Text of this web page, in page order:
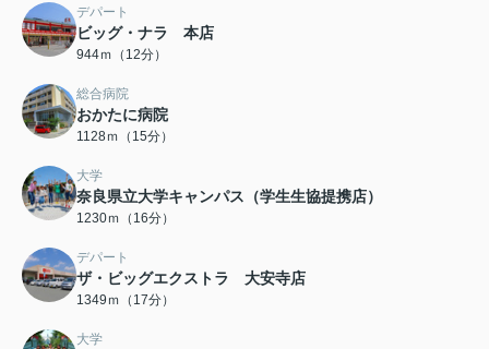
デパート
ビッグ・ナラ 本店
944ｍ（12分）
総合病院
おかたに病院
1128ｍ（15分）
大学
奈良県立大学キャンパス（学生生協提携店）
1230ｍ（16分）
デパート
ザ・ビッグエクストラ 大安寺店
1349ｍ（17分）
大学